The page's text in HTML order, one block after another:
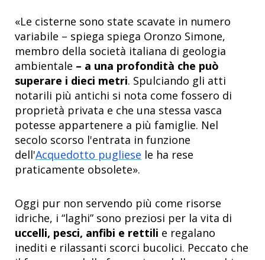
«Le cisterne sono state scavate in numero
variabile – spiega spiega Oronzo Simone,
membro della società italiana di geologia
ambientale – a una profondità che può
superare i dieci metri. Spulciando gli atti
notarili più antichi si nota come fossero di
proprietà privata e che una stessa vasca
potesse appartenere a più famiglie. Nel
secolo scorso l'entrata in funzione
dell'Acquedotto pugliese le ha rese
praticamente obsolete».
Oggi pur non servendo più come risorse
idriche, i “laghi” sono preziosi per la vita di
uccelli, pesci, anfibi e rettili e regalano
inediti e rilassanti scorci bucolici. Peccato che